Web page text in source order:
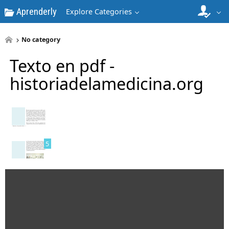
Aprenderly Explore Categories
No category
Texto en pdf -
historiadelamedicina.org
3
5